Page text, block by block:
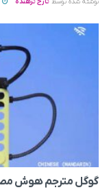
نوشته شده توسط تارخ ترهنده
گوگل مترجم هوش